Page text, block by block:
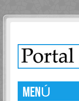
MENÚ